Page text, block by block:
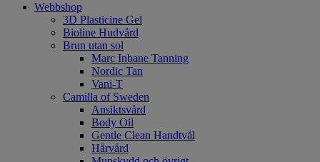
Webbshop
3D Plasticine Gel
Bioline Hudvård
Brun utan sol
Marc Inbane Tanning
Nordic Tan
Vani-T
Camilla of Sweden
Ansiktsvård
Body Oil
Gentle Clean Handtvål
Hårvård